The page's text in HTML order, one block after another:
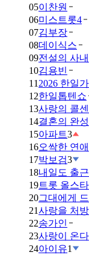
05이찬원
06미스트롯4
07김부장
08데이식스
09전설의 사내
10김용빈
11 2026 한일
12한일톱텐쇼
13사랑의 콜
14결혼의 완성
15아파트3
16오싹한 연애
17박보검3
18내일도 출
19트롯 올스
20그대에게
21사랑을 처
22송가인
23사랑이 온다
24아이유1